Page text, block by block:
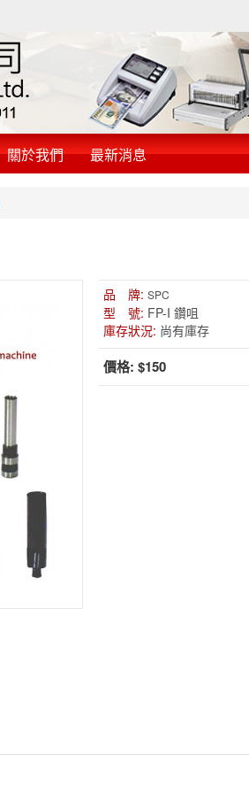
關於我們 最新消息
品 牌: SPC
型 號: FP-I 鑽咀
庫存狀況: 尚有庫存
價格: $150